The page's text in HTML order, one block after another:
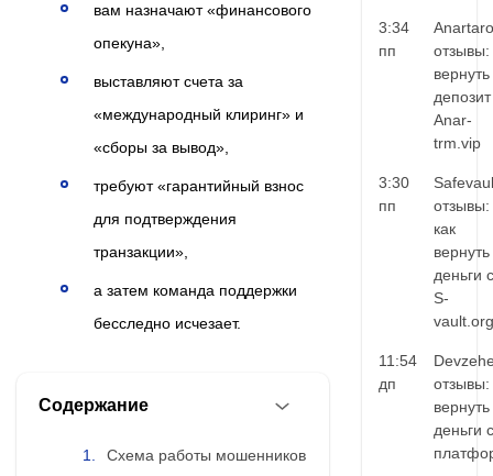
вам назначают «финансового
опекуна»,
выставляют счета за
«международный клиринг» и
«сборы за вывод»,
требуют «гарантийный взнос
для подтверждения
транзакции»,
а затем команда поддержки
бесследно исчезает.
Содержание
Схема работы мошенников
3:34
пп
отзывы:
вернуть
Anar-
trm.vip
3:30
пп
отзывы:
как
вернуть
деньги с
S-
vault.org
11:54
дп
отзывы:
вернуть
деньги с